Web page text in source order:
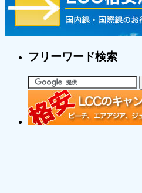
フリーワード検索